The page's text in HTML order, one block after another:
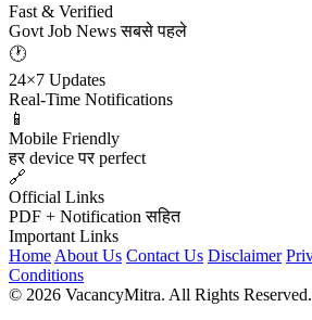
Fast & Verified
Govt Job News सबसे पहले
🕐
24×7 Updates
Real-Time Notifications
📱
Mobile Friendly
हर device पर perfect
🔗
Official Links
PDF + Notification सहित
Important Links
Home About Us Contact Us Disclaimer
Conditions
© 2026 VacancyMitra. All Rights Reserved.